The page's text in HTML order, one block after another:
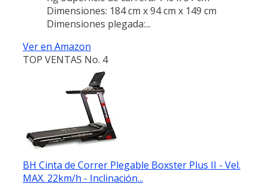
Dimensiones: 184 cm x 94 cm x 149 cm
Dimensiones plegada:...
Ver en Amazon
TOP VENTAS No. 4
BH Cinta de Correr Plegable Boxster Plus II - Vel.
MAX. 22km/h - Inclinación...